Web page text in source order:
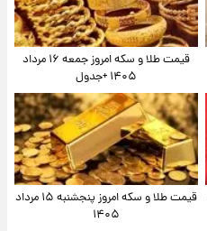
قیمت طلا و سکه امروز جمعه ۱۶ مرداد
۱۴۰۵ +جدول
قیمت طلا و سکه امروز پنجشنبه ۱۵ مرداد
۱۴۰۵